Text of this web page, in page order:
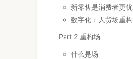
新零售是消费者更优
数字化：人货场重构
Part 2 重构场
什么是场